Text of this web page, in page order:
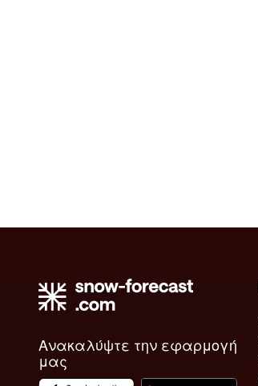
Ανακαλύψτε την εφαρμογή
μας